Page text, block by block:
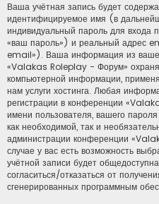
Ваша учётная запись будет
идентифицируемое имя (в
индивидуальный пароль для входа
«ваш пароль») и реальный адрес
email»). Ваша информация из
«Valakas Roleplay - Форум»
компьютерной информации,
нам услуги хостинга. Любая
регистрации в конференции
имени пользователя, вашего
как необходимой, так и
администрации конференции
случае у вас есть возможность
учётной записи будет
согласиться/отказаться от
сгенерированных программным